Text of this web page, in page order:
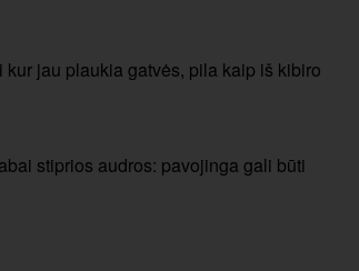
jau plaukia gatvės, pila kaip iš kibiro
stiprios audros: pavojinga gali būti